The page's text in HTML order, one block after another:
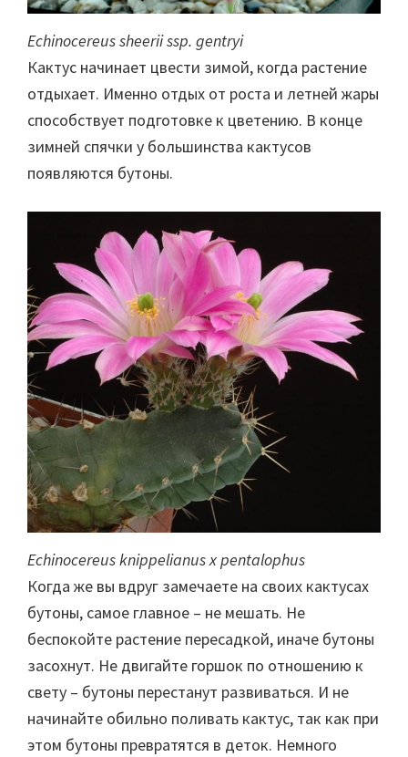
Echinocereus sheerii ssp. gentryi
Кактус начинает цвести зимой, когда растение
отдыхает. Именно отдых от роста и летней жары
способствует подготовке к цветению. В конце
зимней спячки у большинства кактусов
появляются бутоны.
Echinocereus knippelianus x pentalophus
Когда же вы вдруг замечаете на своих кактусах
бутоны, самое главное – не мешать. Не
беспокойте растение пересадкой, иначе бутоны
засохнут. Не двигайте горшок по отношению к
свету – бутоны перестанут развиваться. И не
начинайте обильно поливать кактус, так как при
этом бутоны превратятся в деток. Немного